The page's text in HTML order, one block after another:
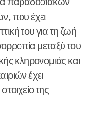
που έχει
του για τη ζωή
μεταξύ του
κληρονομιάς και
έχει
της